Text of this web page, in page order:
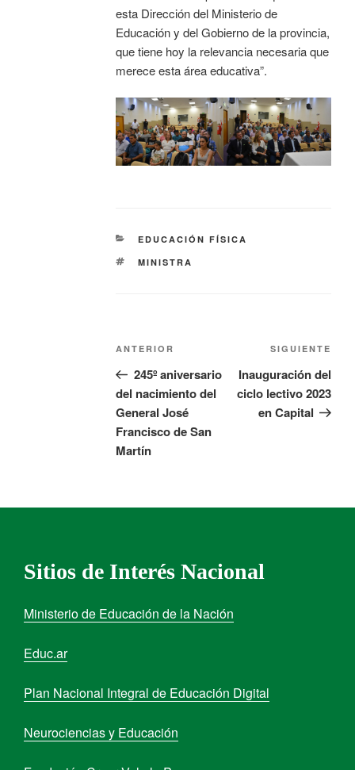
esta Dirección del Ministerio de
Educación y del Gobierno de la provincia,
que tiene hoy la relevancia necesaria que
merece esta área educativa”.
EDUCACIÓN FÍSICA
MINISTRA
ANTERIOR
245º aniversario
del nacimiento del
General José
Francisco de San
Martín
SIGUIENTE
Inauguración del
ciclo lectivo 2023
en Capital
Sitios de Interés Nacional
Ministerio de Educación de la Nación
Educ.ar
Plan Nacional Integral de Educación Digital
Neurociencias y Educación